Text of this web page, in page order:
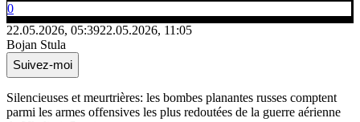
0
22.05.2026, 05:3922.05.2026, 11:05
Bojan Stula
Suivez-moi
Silencieuses et meurtrières: les bombes planantes russes comptent
parmi les armes offensives les plus redoutées de la guerre aérienne